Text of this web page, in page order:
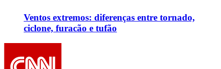
Ventos extremos: diferenças entre tornado,
ciclone, furacão e tufão